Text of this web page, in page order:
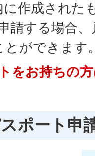
に作成された
請する場合
とができます
をお持ちの
ポート申